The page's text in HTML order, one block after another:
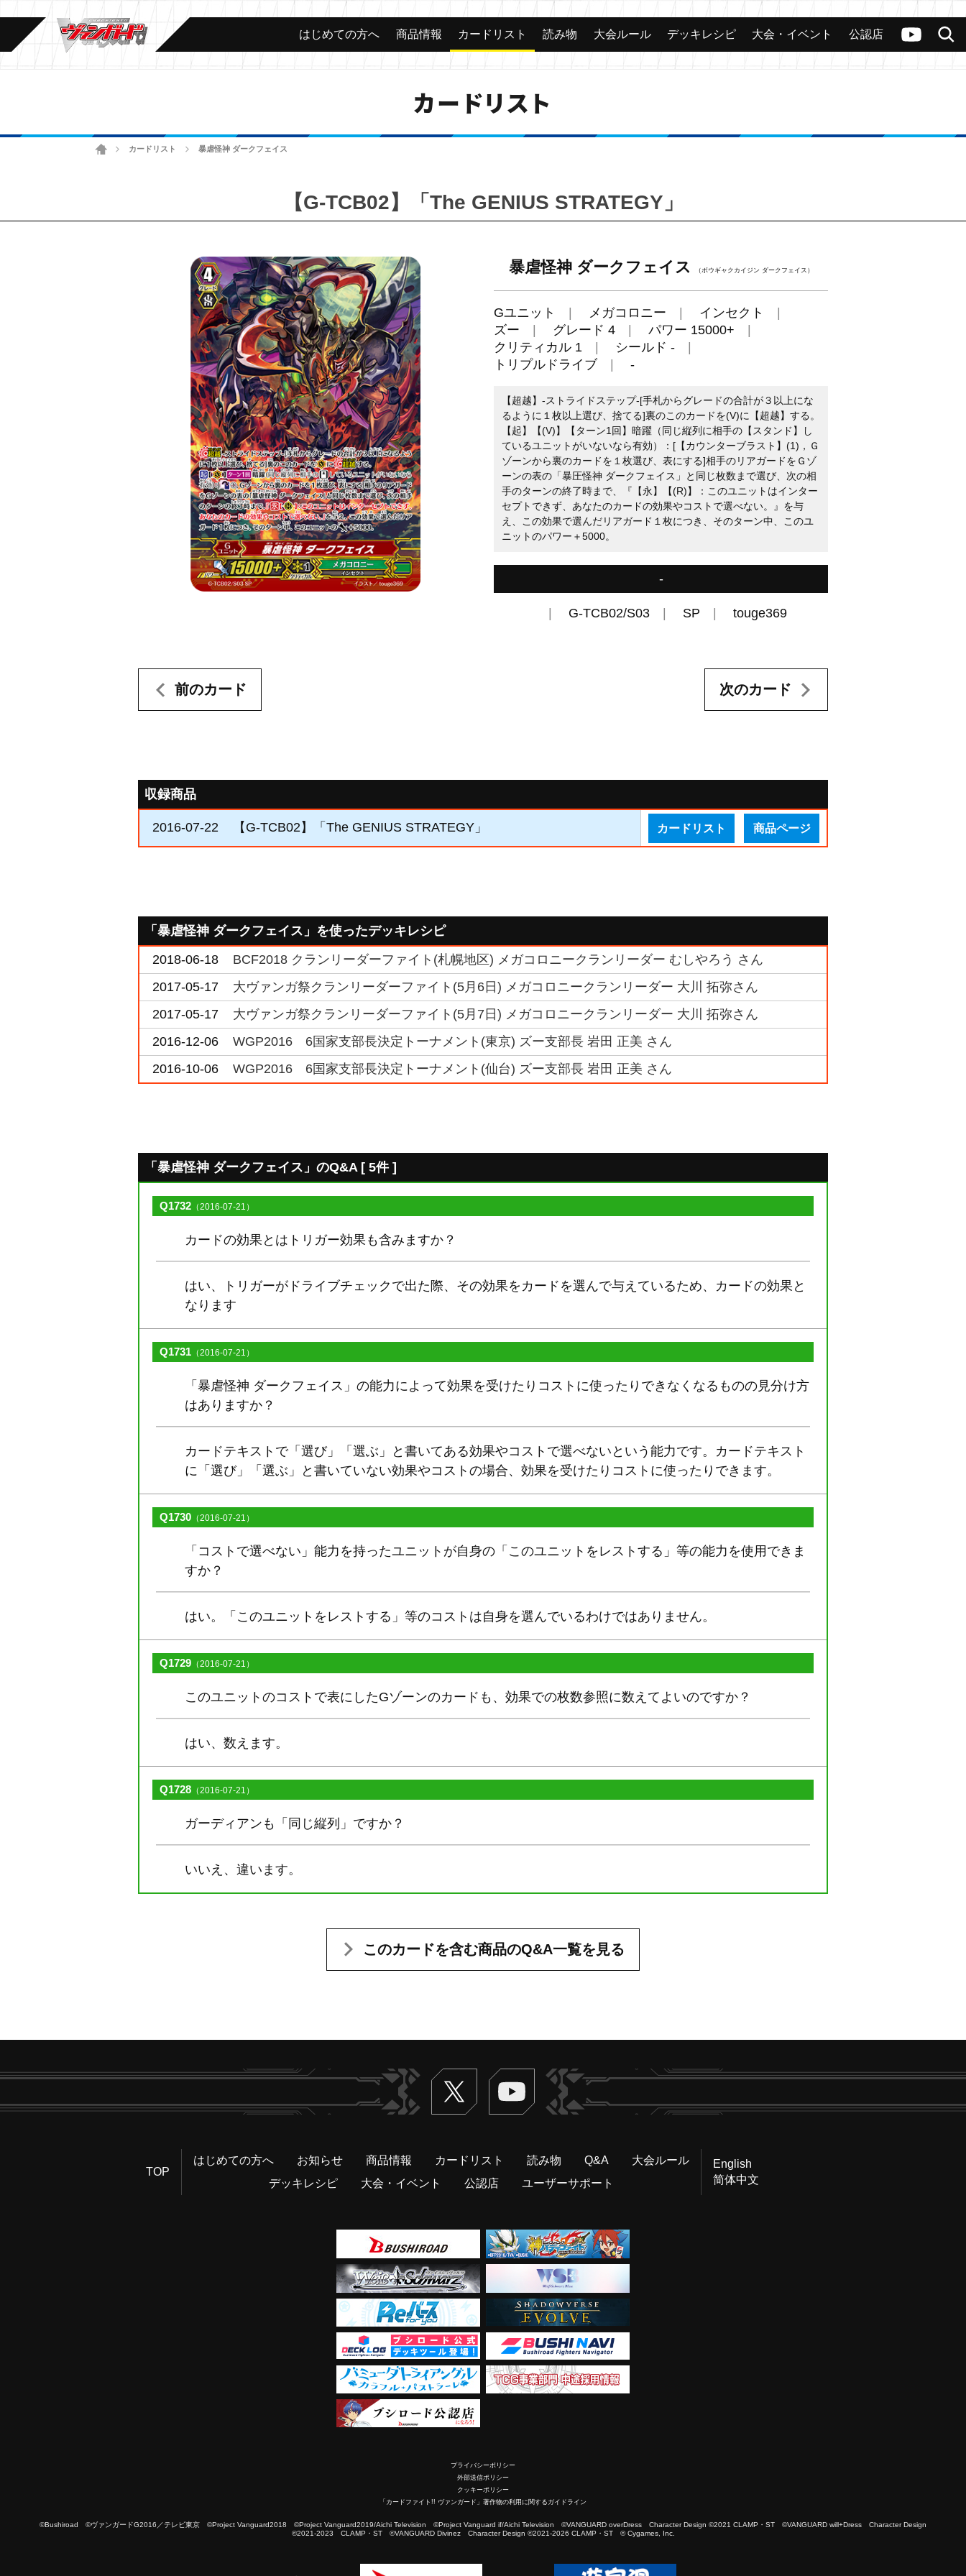
ヴァンガードch
検索
カード 大会 公認店舗 その他
はじめての方へ 商品情報 カードリスト 読み物 大会ルール デッキレシピ 大会・イベント 公認店
カードリスト
ホームカードリスト 暴虐怪神 ダークフェイス
【G-TCB02】「The GENIUS STRATEGY」
暴虐怪神 ダークフェイス （ボウギャクカイジン ダークフェイス）
Gユニット メガコロニー
インセクト
ズー
グレード 4
パワー 15000+
クリティカル 1
シールド -
トリプルドライブ
-
【超越】-ストライドステップ-[手札からグレードの合計が３以上にな
るように１枚以上選び、捨てる]裏のこのカードを(V)に【超越】する。
【起】【(V)】【ターン1回】暗躍（同じ縦列に相手の【スタンド】し
ているユニットがいないなら有効）：[【カウンターブラスト】(1)，Ｇ
ゾーンから裏のカードを１枚選び、表にする]相手のリアガードをＧゾ
ーンの表の「暴圧怪神 ダークフェイス」と同じ枚数まで選び、次の相
手のターンの終了時まで、『【永】【(R)】：このユニットはインター
セプトできず、あなたのカードの効果やコストで選べない。』を与
え、この効果で選んだリアガード１枚につき、そのターン中、このユ
ニットのパワー＋5000。
-
G-TCB02/S03 SP touge369
前のカード 次のカード
収録商品
2016-07-22 【G-TCB02】「The GENIUS STRATEGY」 カードリスト 商品ページ
「暴虐怪神 ダークフェイス」を使ったデッキレシピ
2018-06-18
BCF2018 クランリーダーファイト(札幌地区) メガコロニークランリーダー むしやろう さん
2017-05-17
大ヴァンガ祭クランリーダーファイト(5月6日) メガコロニークランリーダー 大川 拓弥さん
2017-05-17
大ヴァンガ祭クランリーダーファイト(5月7日) メガコロニークランリーダー 大川 拓弥さん
2016-12-06
WGP2016 6国家支部長決定トーナメント(東京) ズー支部長 岩田 正美 さん
2016-10-06
WGP2016 6国家支部長決定トーナメント(仙台) ズー支部長 岩田 正美 さん
「暴虐怪神 ダークフェイス」のQ&A [ 5件 ]
Q1732 （2016-07-21）
カードの効果とはトリガー効果も含みますか？
はい、トリガーがドライブチェックで出た際、その効果をカードを選んで与えているため、カードの効果と
なります
Q1731 （2016-07-21）
「暴虐怪神 ダークフェイス」の能力によって効果を受けたりコストに使ったりできなくなるものの見分け方
はありますか？
カードテキストで「選び」「選ぶ」と書いてある効果やコストで選べないという能力です。カードテキスト
に「選び」「選ぶ」と書いていない効果やコストの場合、効果を受けたりコストに使ったりできます。
Q1730 （2016-07-21）
「コストで選べない」能力を持ったユニットが自身の「このユニットをレストする」等の能力を使用できま
すか？
はい。「このユニットをレストする」等のコストは自身を選んでいるわけではありません。
Q1729 （2016-07-21）
このユニットのコストで表にしたGゾーンのカードも、効果での枚数参照に数えてよいのですか？
はい、数えます。
Q1728 （2016-07-21）
ガーディアンも「同じ縦列」ですか？
いいえ、違います。
このカードを含む商品のQ&A一覧を見る
Twitter ヴァンガードch
TOP
はじめての方へ お知らせ 商品情報 カードリスト 読み物 Q&A
大会ルール
デッキレシピ
大会・イベント 公認店 ユーザーサポート
English
简体中文
プライバシーポリシー
外部送信ポリシー
クッキーポリシー
「カードファイト!! ヴァンガード」著作物の利用に関するガイドライン
©Bushiroad ©ヴァンガードG2016／テレビ東京 ©Project Vanguard2018 ©Project Vanguard2019/Aichi Television ©Project Vanguard if/Aichi Television ©VANGUARD overDress Character Design ©2021 CLAMP・ST ©VANGUARD will+Dress Character Design
©2021-2023 CLAMP・ST ©VANGUARD Divinez Character Design ©2021-2026 CLAMP・ST © Cygames, Inc.